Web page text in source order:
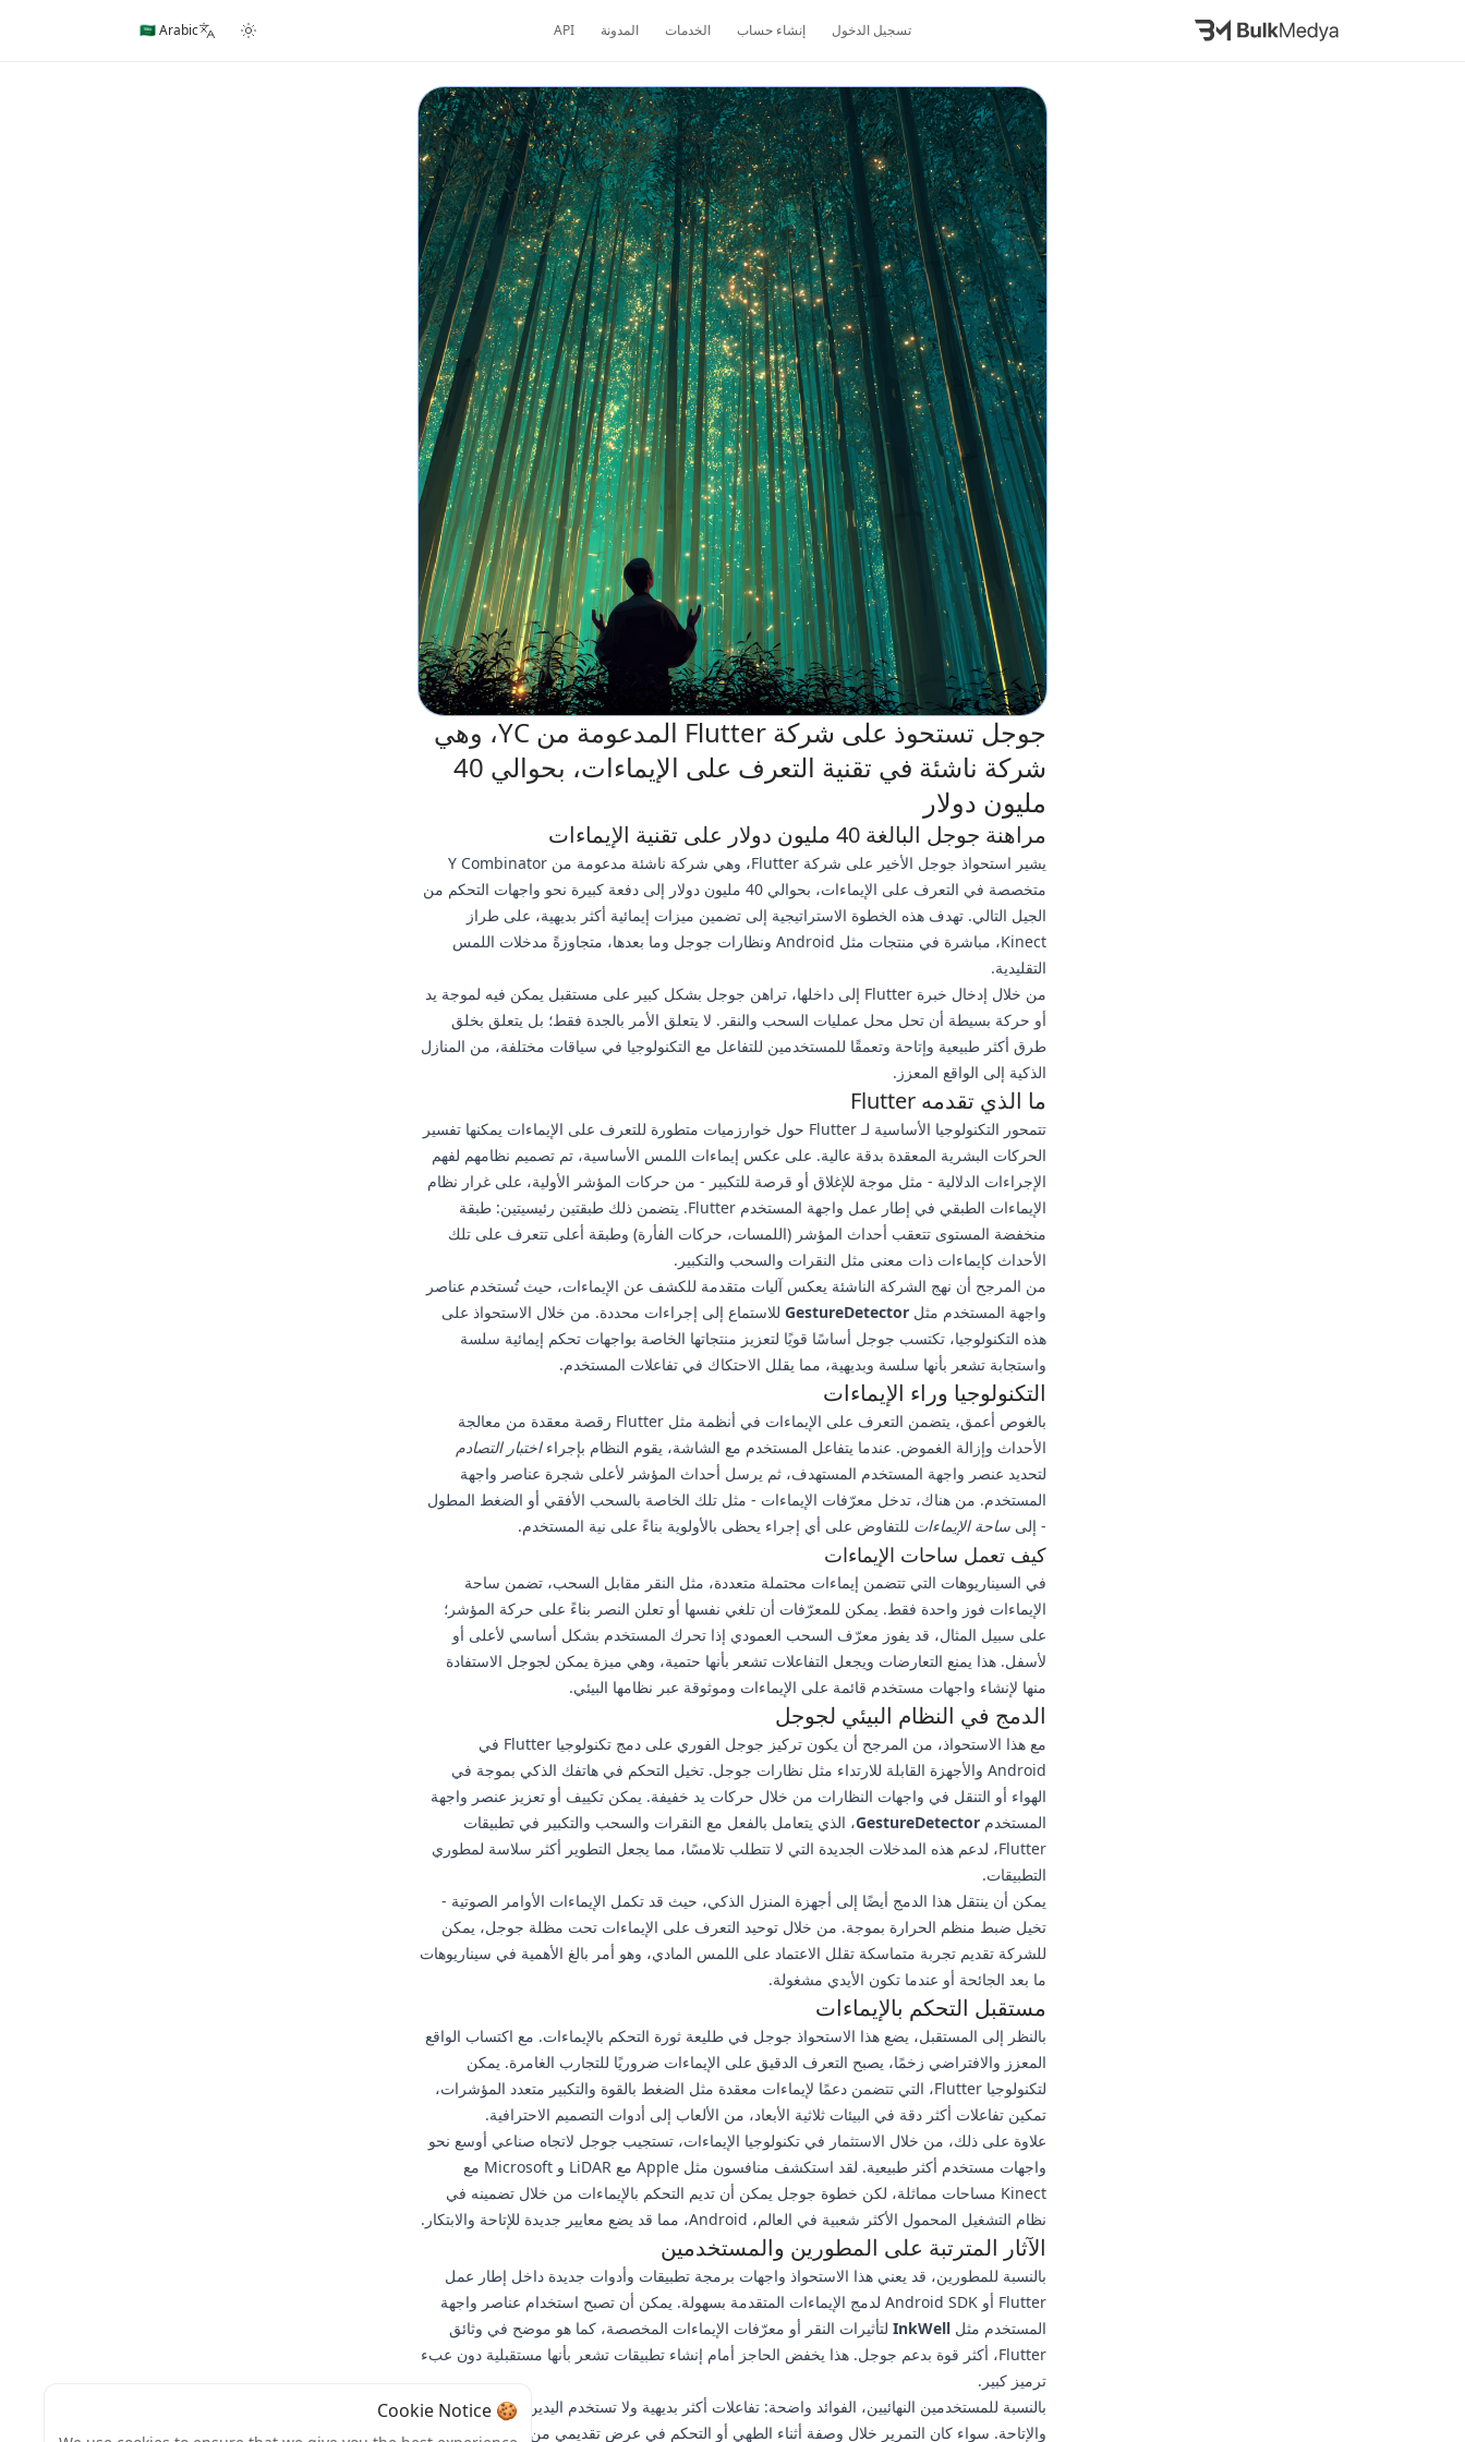
تسجيل الدخول إنشاء حساب الخدمات المدونة API
🇸🇦 Arabic
جوجل تستحوذ على شركة Flutter المدعومة من YC، وهي
شركة ناشئة في تقنية التعرف على الإيماءات، بحوالي 40
مليون دولار
مراهنة جوجل البالغة 40 مليون دولار على تقنية الإيماءات
يشير استحواذ جوجل الأخير على شركة Flutter، وهي شركة ناشئة مدعومة من Y Combinator
متخصصة في التعرف على الإيماءات، بحوالي 40 مليون دولار إلى دفعة كبيرة نحو واجهات التحكم من
الجيل التالي. تهدف هذه الخطوة الاستراتيجية إلى تضمين ميزات إيمائية أكثر بديهية، على طراز
Kinect، مباشرة في منتجات مثل Android ونظارات جوجل وما بعدها، متجاوزةً مدخلات اللمس
التقليدية.
من خلال إدخال خبرة Flutter إلى داخلها، تراهن جوجل بشكل كبير على مستقبل يمكن فيه لموجة يد
أو حركة بسيطة أن تحل محل عمليات السحب والنقر. لا يتعلق الأمر بالجدة فقط؛ بل يتعلق بخلق
طرق أكثر طبيعية وإتاحة وتعمقًا للمستخدمين للتفاعل مع التكنولوجيا في سياقات مختلفة، من المنازل
الذكية إلى الواقع المعزز.
ما الذي تقدمه Flutter
تتمحور التكنولوجيا الأساسية لـ Flutter حول خوارزميات متطورة للتعرف على الإيماءات يمكنها تفسير
الحركات البشرية المعقدة بدقة عالية. على عكس إيماءات اللمس الأساسية، تم تصميم نظامهم لفهم
الإجراءات الدلالية - مثل موجة للإغلاق أو قرصة للتكبير - من حركات المؤشر الأولية، على غرار نظام
الإيماءات الطبقي في إطار عمل واجهة المستخدم Flutter. يتضمن ذلك طبقتين رئيسيتين: طبقة
منخفضة المستوى تتعقب أحداث المؤشر (اللمسات، حركات الفأرة) وطبقة أعلى تتعرف على تلك
الأحداث كإيماءات ذات معنى مثل النقرات والسحب والتكبير.
من المرجح أن نهج الشركة الناشئة يعكس آليات متقدمة للكشف عن الإيماءات، حيث تُستخدم عناصر
واجهة المستخدم مثل GestureDetector للاستماع إلى إجراءات محددة. من خلال الاستحواذ على
هذه التكنولوجيا، تكتسب جوجل أساسًا قويًا لتعزيز منتجاتها الخاصة بواجهات تحكم إيمائية سلسة
واستجابة تشعر بأنها سلسة وبديهية، مما يقلل الاحتكاك في تفاعلات المستخدم.
التكنولوجيا وراء الإيماءات
بالغوص أعمق، يتضمن التعرف على الإيماءات في أنظمة مثل Flutter رقصة معقدة من معالجة
الأحداث وإزالة الغموض. عندما يتفاعل المستخدم مع الشاشة، يقوم النظام بإجراءاختبار التصادم
لتحديد عنصر واجهة المستخدم المستهدف، ثم يرسل أحداث المؤشر لأعلى شجرة عناصر واجهة
المستخدم. من هناك، تدخل معرّفات الإيماءات - مثل تلك الخاصة بالسحب الأفقي أو الضغط المطول
- إلى ساحة الإيماءات للتفاوض على أي إجراء يحظى بالأولوية بناءً على نية المستخدم.
كيف تعمل ساحات الإيماءات
في السيناريوهات التي تتضمن إيماءات محتملة متعددة، مثل النقر مقابل السحب، تضمن ساحة
الإيماءات فوز واحدة فقط. يمكن للمعرّفات أن تلغي نفسها أو تعلن النصر بناءً على حركة المؤشر؛
على سبيل المثال، قد يفوز معرّف السحب العمودي إذا تحرك المستخدم بشكل أساسي لأعلى أو
لأسفل. هذا يمنع التعارضات ويجعل التفاعلات تشعر بأنها حتمية، وهي ميزة يمكن لجوجل الاستفادة
منها لإنشاء واجهات مستخدم قائمة على الإيماءات وموثوقة عبر نظامها البيئي.
الدمج في النظام البيئي لجوجل
مع هذا الاستحواذ، من المرجح أن يكون تركيز جوجل الفوري على دمج تكنولوجيا Flutter في
Android والأجهزة القابلة للارتداء مثل نظارات جوجل. تخيل التحكم في هاتفك الذكي بموجة في
الهواء أو التنقل في واجهات النظارات من خلال حركات يد خفيفة. يمكن تكييف أو تعزيز عنصر واجهة
المستخدم GestureDetector، الذي يتعامل بالفعل مع النقرات والسحب والتكبير في تطبيقات
Flutter، لدعم هذه المدخلات الجديدة التي لا تتطلب تلامسًا، مما يجعل التطوير أكثر سلاسة لمطوري
التطبيقات.
يمكن أن ينتقل هذا الدمج أيضًا إلى أجهزة المنزل الذكي، حيث قد تكمل الإيماءات الأوامر الصوتية -
تخيل ضبط منظم الحرارة بموجة. من خلال توحيد التعرف على الإيماءات تحت مظلة جوجل، يمكن
للشركة تقديم تجربة متماسكة تقلل الاعتماد على اللمس المادي، وهو أمر بالغ الأهمية في سيناريوهات
ما بعد الجائحة أو عندما تكون الأيدي مشغولة.
مستقبل التحكم بالإيماءات
بالنظر إلى المستقبل، يضع هذا الاستحواذ جوجل في طليعة ثورة التحكم بالإيماءات. مع اكتساب الواقع
المعزز والافتراضي زخمًا، يصبح التعرف الدقيق على الإيماءات ضروريًا للتجارب الغامرة. يمكن
لتكنولوجيا Flutter، التي تتضمن دعمًا لإيماءات معقدة مثل الضغط بالقوة والتكبير متعدد المؤشرات،
تمكين تفاعلات أكثر دقة في البيئات ثلاثية الأبعاد، من الألعاب إلى أدوات التصميم الاحترافية.
علاوة على ذلك، من خلال الاستثمار في تكنولوجيا الإيماءات، تستجيب جوجل لاتجاه صناعي أوسع نحو
واجهات مستخدم أكثر طبيعية. لقد استكشف منافسون مثل Apple مع LiDAR و Microsoft مع
Kinect مساحات مماثلة، لكن خطوة جوجل يمكن أن تديم التحكم بالإيماءات من خلال تضمينه في
نظام التشغيل المحمول الأكثر شعبية في العالم، Android، مما قد يضع معايير جديدة للإتاحة والابتكار.
الآثار المترتبة على المطورين والمستخدمين
بالنسبة للمطورين، قد يعني هذا الاستحواذ واجهات برمجة تطبيقات وأدوات جديدة داخل إطار عمل
Flutter أو Android SDK لدمج الإيماءات المتقدمة بسهولة. يمكن أن تصبح استخدام عناصر واجهة
المستخدم مثل InkWell لتأثيرات النقر أو معرّفات الإيماءات المخصصة، كما هو موضح في وثائق
Flutter، أكثر قوة بدعم جوجل. هذا يخفض الحاجز أمام إنشاء تطبيقات تشعر بأنها مستقبلية دون عبء
ترميز كبير.
بالنسبة للمستخدمين النهائيين، الفوائد واضحة: تفاعلات أكثر بديهية ولا تستخدم اليدين تعزز الإنتاجية
والإتاحة. سواء كان التمرير خلال وصفة أثناء الطهي أو التحكم في عرض تقديمي من عبر الغرفة،
🍪 Cookie Notice